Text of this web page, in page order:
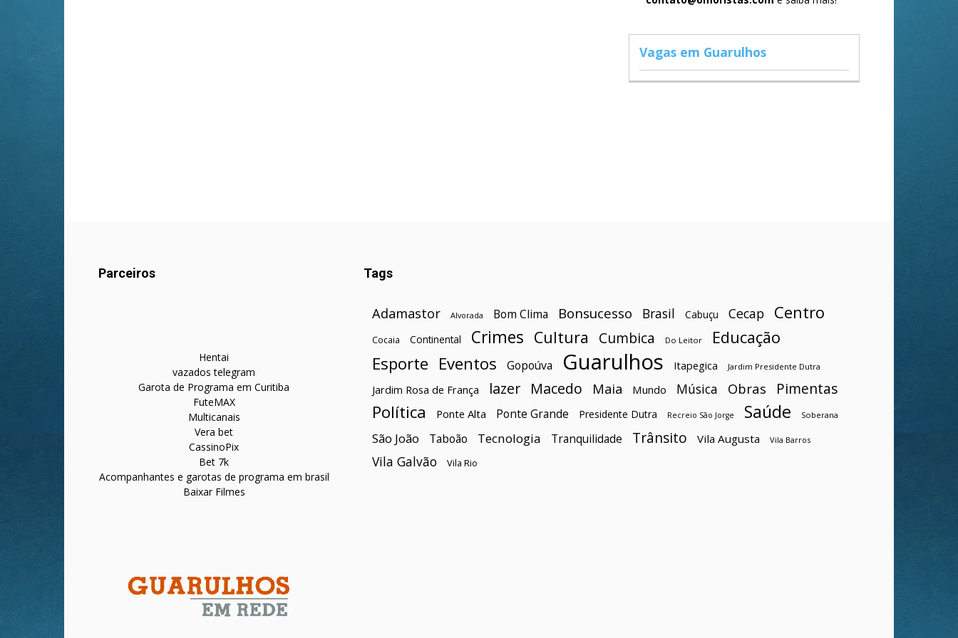
Vagas em Guarulhos
Parceiros
Hentai
vazados telegram
Garota de Programa em Curitiba
FuteMAX
Multicanais
Vera bet
CassinoPix
Bet 7k
Acompanhantes e garotas de programa em brasil
Baixar Filmes
Tags
Adamastor Alvorada Bom Clima Bonsucesso Brasil Cabuçu Cecap Centro
Cocaia Continental Crimes Cultura Cumbica Do Leitor Educação
Esporte Eventos Gopoúva Guarulhos Itapegica Jardim Presidente Dutra
Jardim Rosa de França lazer Macedo Maia Mundo Música Obras Pimentas
Política Ponte Alta Ponte Grande Presidente Dutra Recreio São Jorge Saúde Soberana
São João Taboão Tecnologia Tranquilidade Trânsito Vila Augusta Vila Barros
Vila Galvão Vila Rio